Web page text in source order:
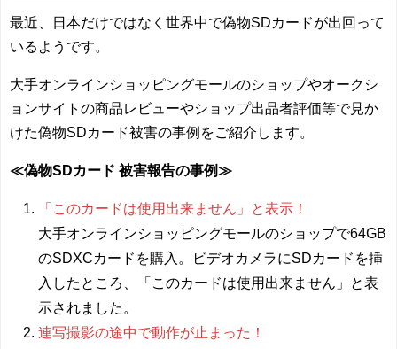
最近、日本だけではなく世界中で偽物SDカードが出回って
いるようです。
大手オンラインショッピングモールのショップやオークシ
ョンサイトの商品レビューやショップ出品者評価等で見か
けた偽物SDカード被害の事例をご紹介します。
≪偽物SDカード 被害報告の事例≫
「このカードは使用出来ません」と表示！
大手オンラインショッピングモールのショップで64GB
のSDXCカードを購入。ビデオカメラにSDカードを挿
入したところ、「このカードは使用出来ません」と表
示されました。
連写撮影の途中で動作が止まった！